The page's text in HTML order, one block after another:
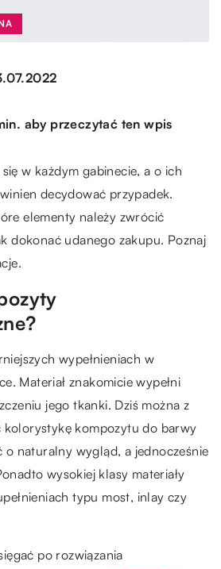
aby przeczytać ten wpis
w każdym gabinecie, a o ich
decydować przypadek.
elementy należy zwrócić
dokonać udanego zakupu. Poznaj
wypełnieniach w
Materiał znakomicie wypełni
jego tkanki. Dziś można z
kolorystykę kompozytu do barwy
o naturalny wygląd, a jednocześnie
wysokiej klasy materiały
typu most, inlay czy
po rozwiązania